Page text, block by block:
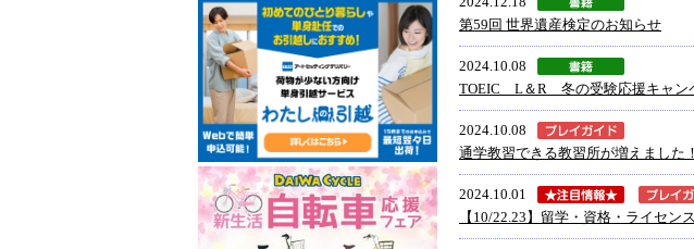
第59回 世界遺産検定のお知らせ
2024.10.08
TOEIC L＆R 冬の受験応援キャン
2024.10.08
通学教習できる教習所が増えました！
2024.10.01
【10/22.23】留学・資格・ライセン